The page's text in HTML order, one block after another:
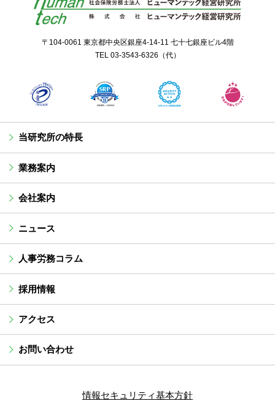
〒104-0061 東京都中央区銀座4-14-11 七十七銀座ビル4階
TEL 03-3543-6326 （代）
当研究所の特長
業務案内
会社案内
ニュース
人事労務コラム
採用情報
アクセス
お問い合わせ
情報セキュリティ基本方針